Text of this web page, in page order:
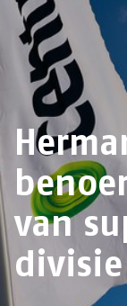
Careers
Insights
van